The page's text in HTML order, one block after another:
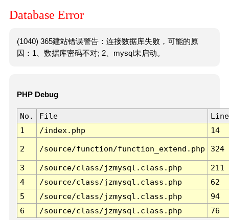
Database Error
(1040) 365建站错误警告：连接数据库失败，可能的原
因：1、数据库密码不对; 2、mysql未启动。
PHP Debug
No. File
Line
1
/index.php 14
2 /source/function/function_extend.php 324
3 /source/class/jzmysql.class.php
211
4
/source/class/jzmysql.class.php
62
5
/source/class/jzmysql.class.php
94
6
/source/class/jzmysql.class.php 76